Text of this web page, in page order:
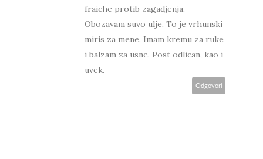
fraiche protib zagadjenja.
Obozavam suvo ulje. To je vrhunski
miris za mene. Imam kremu za ruke
i balzam za usne. Post odlican, kao i
uvek.
Odgovori